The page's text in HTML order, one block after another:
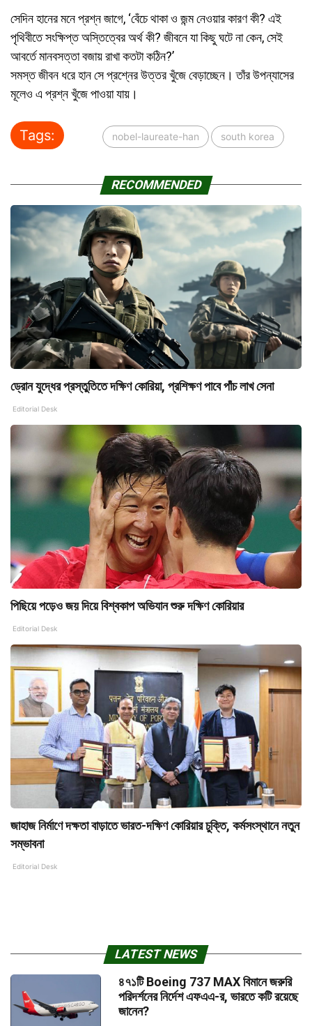
সেদিন হানের মনে প্রশ্ন জাগে, ‘বেঁচে থাকা ও জন্ম নেওয়ার কারণ কী? এই
পৃথিবীতে সংক্ষিপ্ত অস্তিত্বের অর্থ কী? জীবনে যা কিছু ঘটে না কেন, সেই
আবর্তে মানবসত্তা বজায় রাখা কতটা কঠিন?’
সমস্ত জীবন ধরে হান সে প্রশ্নের উত্তর খুঁজে বেড়াচ্ছেন। তাঁর উপন্যাসের
মূলেও এ প্রশ্ন খুঁজে পাওয়া যায়।
Tags: nobel-laureate-han south korea
RECOMMENDED
ড্রোন যুদ্ধের প্রস্তুতিতে দক্ষিণ কোরিয়া, প্রশিক্ষণ পাবে পাঁচ লাখ সেনা
Editorial Desk
পিছিয়ে পড়েও জয় দিয়ে বিশ্বকাপ অভিযান শুরু দক্ষিণ কোরিয়ার
Editorial Desk
জাহাজ নির্মাণে দক্ষতা বাড়াতে ভারত-দক্ষিণ কোরিয়ার চুক্তি, কর্মসংস্থানে নতুন
সম্ভাবনা
Editorial Desk
LATEST NEWS
৪৭১টি Boeing 737 MAX বিমানে জরুরি
পরিদর্শনের নির্দেশ এফএএ-র, ভারতে কটি রয়েছে
জানেন?